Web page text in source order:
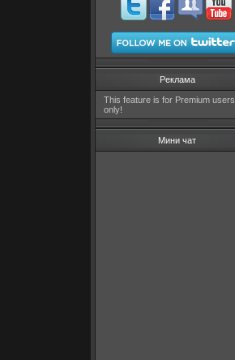
Реклама
This feature is for Premium users
only!
Мини чат